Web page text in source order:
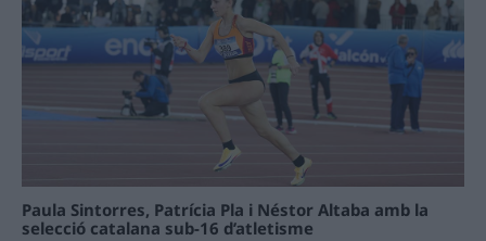
Paula Sintorres, Patrícia Pla i Néstor Altaba amb la
selecció catalana sub-16 d’atletisme